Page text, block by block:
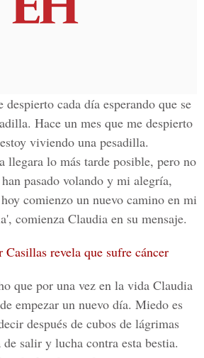
despierto cada día esperando que se
Hace un mes que me despierto
viviendo una pesadilla.
llegara lo más tarde posible, pero no
pasado volando y mi alegría,
comienzo un nuevo camino en mi
comienza Claudia en su mensaje.
Casillas revela que sufre cáncer
que por una vez en la vida Claudia
empezar un nuevo día. Miedo es
después de cubos de lágrimas
de salir y lucha contra esta bestia.